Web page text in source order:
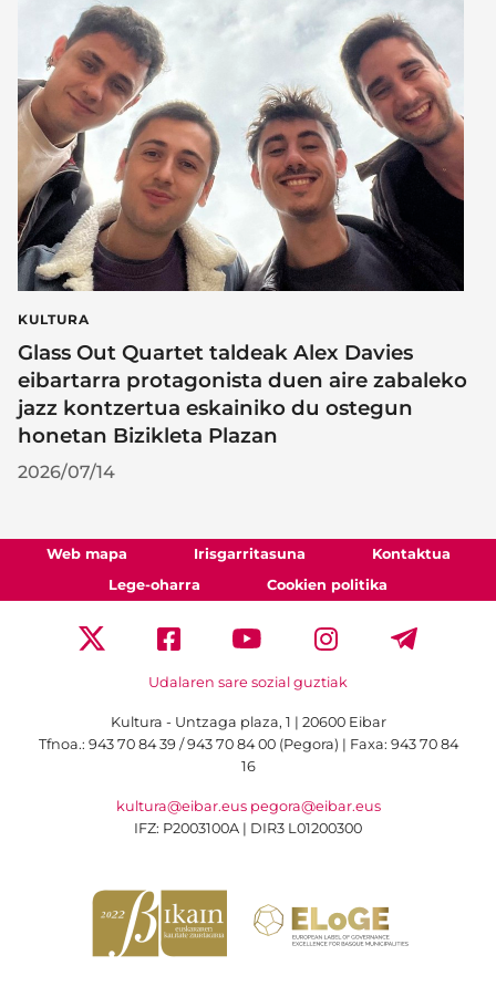
KULTURA
Glass Out Quartet taldeak Alex Davies
eibartarra protagonista duen aire zabaleko
jazz kontzertua eskainiko du ostegun
honetan Bizikleta Plazan
2026/07/14
Web mapa Irisgarritasuna
Kontaktua
Lege-oharra
Cookien politika
Udalaren sare sozial guztiak
Kultura - Untzaga plaza, 1 | 20600 Eibar
Tfnoa.: 943 70 84 39 / 943 70 84 00 (Pegora) | Faxa: 943 70 84
16
kultura@eibar.eus pegora@eibar.eus
IFZ: P2003100A | DIR3 L01200300